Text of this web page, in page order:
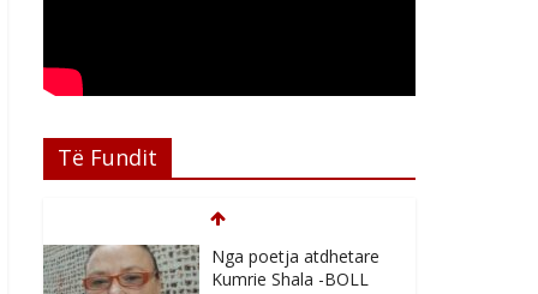
Të Fundit
Nga poetja atdhetare
Kumrie Shala -BOLL